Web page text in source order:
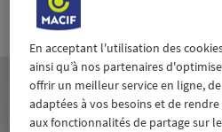
25 octobre 2025
En acceptant l'utilisation des
ainsi qu’à nos partenaires
offrir un meilleur service en ligne,
adaptées à vos besoins et de
aux fonctionnalités de partage sur